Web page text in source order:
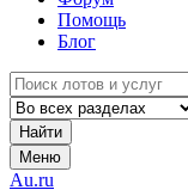
Помощь
Блог
Найти
Меню
Au.ru